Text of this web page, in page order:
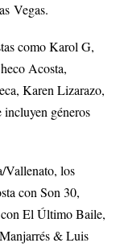
Vegas.
como Karol G,
Acosta,
Karen Lizarazo,
incluyen géneros
Vallenato, los
con Son 30,
El Último Baile,
& Luis